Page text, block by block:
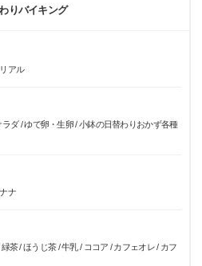
りバイキング
アル
ダ / ゆで卵・生卵 / 小鉢の日替わりおかず各種
ナ
茶 / ほうじ茶 / 牛乳 / ココア / カフェオレ / カフ